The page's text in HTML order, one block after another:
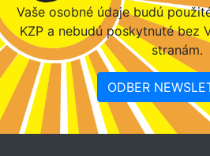
Vaše osobné údaje budú
KZP a nebudú poskytnuté bez
stranám.
ODBER